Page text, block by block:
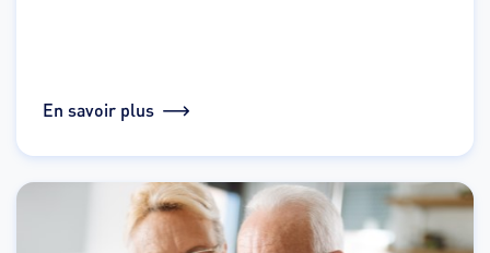
En savoir plus